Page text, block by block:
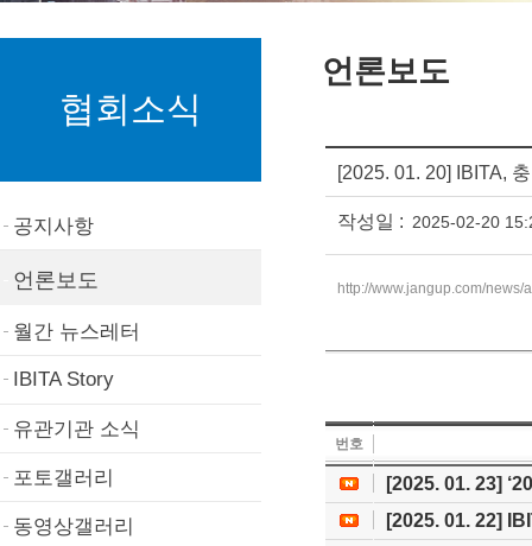
협회소식
공지사항
언론보도
월간 뉴스레터
IBITA Story
유관기관 소식
포토갤러리
동영상갤러리
언론보도
[2025. 01. 20] IBITA,
작성일 : 2025-02-20
http://www.jangup.com/
번호
[2025. 01. 23]
[2025. 01. 22]